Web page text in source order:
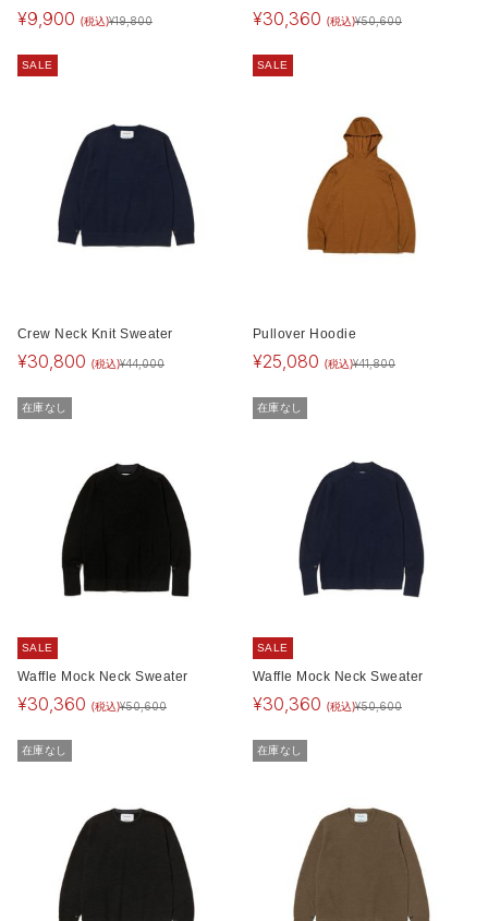
¥9,900 (税込)¥19,800 ¥30,360 (税込)¥50,600
SALE
Crew Neck Knit Sweater
¥30,800 (税込)¥44,000
SALE
Pullover Hoodie
¥25,080 (税込)¥41,800
在庫なし
SALE
Waffle Mock Neck Sweater
¥30,360 (税込)¥50,600
在庫なし
SALE
Waffle Mock Neck Sweater
¥30,360 (税込)¥50,600
在庫なし 在庫なし